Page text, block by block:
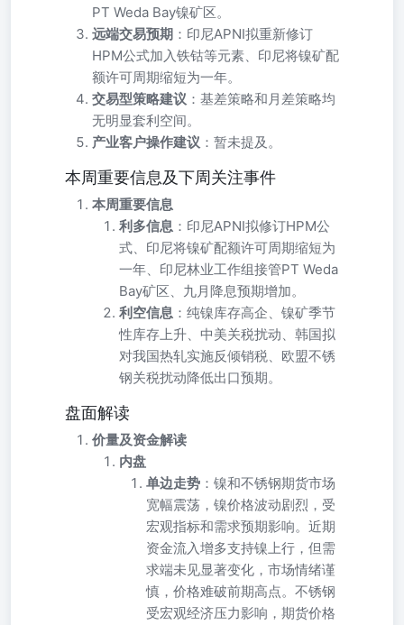
PT Weda Bay镍矿区。
远端交易预期 ：印尼APNI拟重新修订
HPM公式加入铁钴等元素、印尼将镍矿配
额许可周期缩短为一年。
交易型策略建议 ：基差策略和月差策略均
无明显套利空间。
产业客户操作建议 ：暂未提及。
本周重要信息及下周关注事件
本周重要信息
利多信息 ：印尼APNI拟修订HPM公
式、印尼将镍矿配额许可周期缩短为
一年、印尼林业工作组接管PT Weda
Bay矿区、九月降息预期增加。
利空信息 ：纯镍库存高企、镍矿季节
性库存上升、中美关税扰动、韩国拟
对我国热轧实施反倾销税、欧盟不锈
钢关税扰动降低出口预期。
盘面解读
价量及资金解读
内盘
单边走势 ：镍和不锈钢期货市场
宽幅震荡，镍价格波动剧烈，受
宏观指标和需求预期影响。近期
资金流入增多支持镍上行，但需
求端未见显著变化，市场情绪谨
慎，价格难破前期高点。不锈钢
受宏观经济压力影响，期货价格